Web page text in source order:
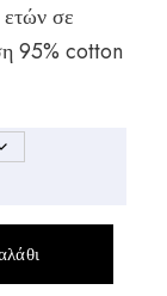
σε
95% cotton